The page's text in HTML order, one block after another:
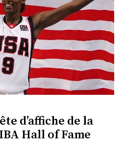
d’affiche de la
Hall of Fame